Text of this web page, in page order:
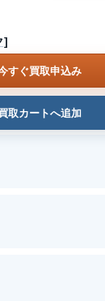
]
すぐ買取申込み
取カートへ追加